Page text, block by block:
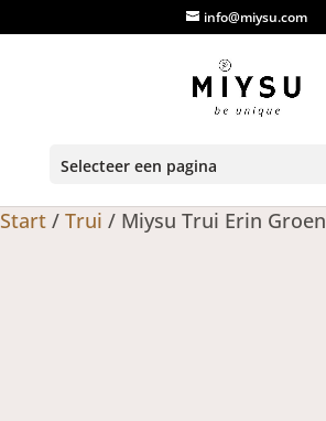
info@miysu.com
Selecteer een pagina
Start / Trui / Miysu Trui Erin Groen